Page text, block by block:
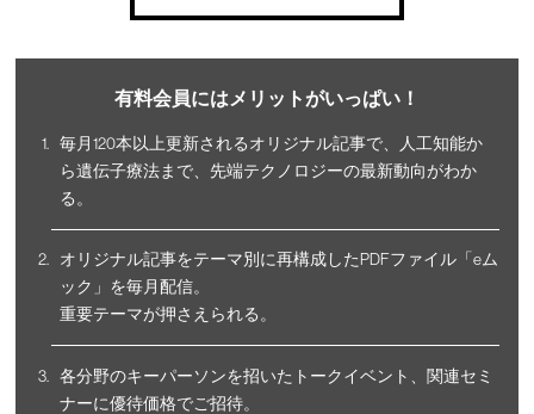
有料会員にはメリットがいっぱい！
毎月120本以上更新されるオリジナル記事で、人工知能か
ら遺伝子療法まで、先端テクノロジーの最新動向がわか
る。
オリジナル記事をテーマ別に再構成したPDFファイル「eム
ック」を毎月配信。
重要テーマが押さえられる。
各分野のキーパーソンを招いたトークイベント、関連セミ
ナーに優待価格でご招待。